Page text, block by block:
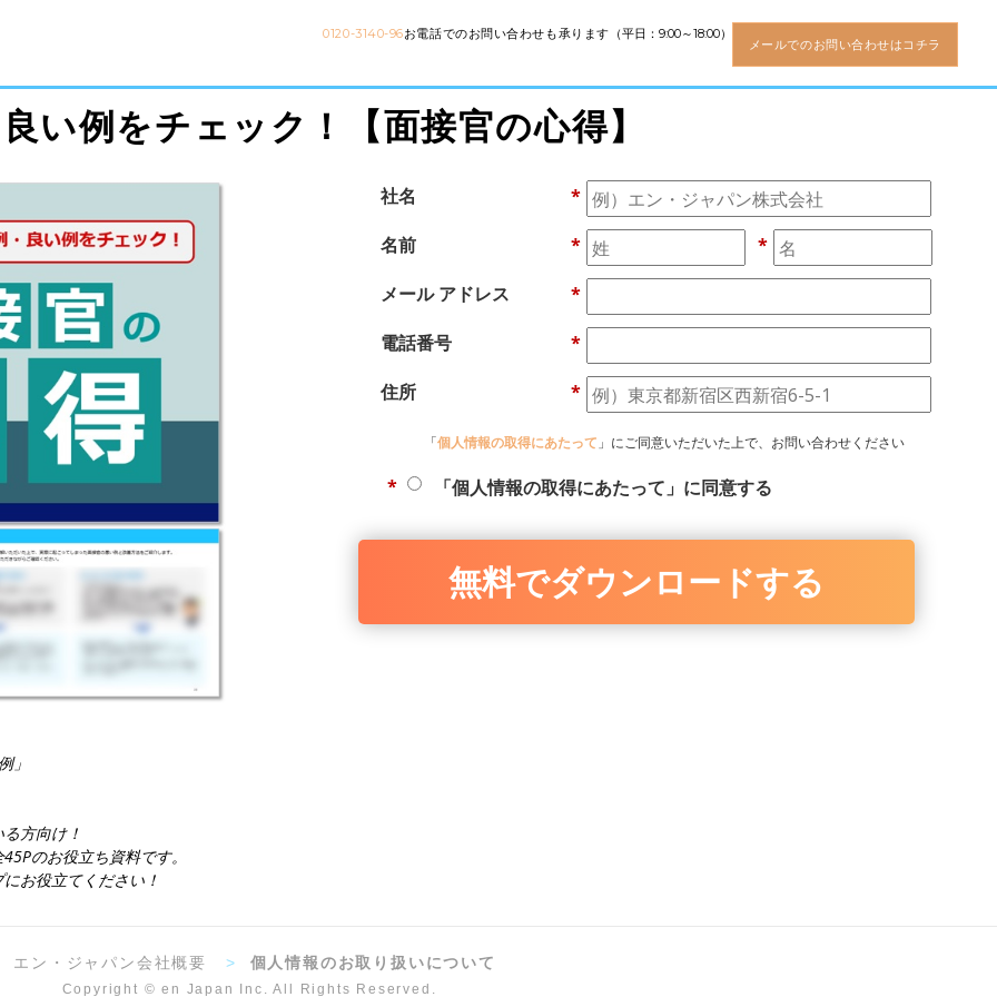
0120-3140-96お電話でのお問い合わせも承ります （平日：9:00～18:00）
メールでのお問い合わせはコチラ
い例をチェック！【面接官の心得】
」
方向け！
のお役立ち資料です。
お役立てください！
*
社名
*
名前
*
*
メール アドレス
*
電話番号
*
住所
「個人情報の取得にあたって 」にご同意いただいた上で、お問い合わせください
* 「個人情報の取得にあたって」に同意する
無料でダウンロードする
エン・ジャパン会社概要 > 個人情報のお取り扱いについて
Copyright © en Japan Inc. All Rights Reserved.